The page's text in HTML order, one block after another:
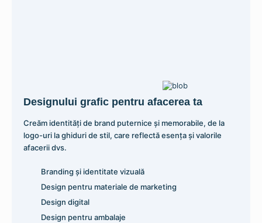
Stand cu Rafturi pentru Pliante sau Brosuri cu Rama
Click
1.186,41 lei
Adaugă în coș
Designului grafic pentru afacerea ta
Creăm identități de brand puternice și memorabile, de la
logo-uri la ghiduri de stil, care reflectă esența și valorile
afacerii dvs.
Branding și identitate vizuală
Design pentru materiale de marketing
Design digital
Design pentru ambalaje